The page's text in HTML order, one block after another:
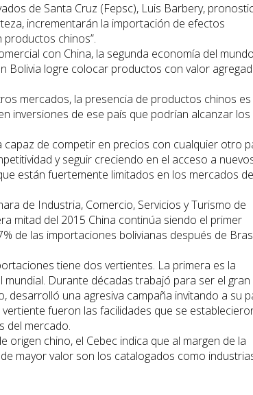
de Santa Cruz (Fepsc), Luis Barbery,
incrementarán la importación de efectos
chinos”.
con China, la segunda economía del
Bolivia logre colocar productos con valor
mercados, la presencia de productos chinos es
inversiones de ese país que podrían alcanzar los
de competir en precios con cualquier otro
y seguir creciendo en el acceso a
están fuertemente limitados en los mercados de
de Industria, Comercio, Servicios y Turismo de
mitad del 2015 China continúa siendo el primer
de las importaciones bolivianas después de
tiene dos vertientes. La primera es la
Durante décadas trabajó para ser el gran
una agresiva campaña invitando a su
fueron las facilidades que se
del mercado.
chino, el Cebec indica que al margen de la
mayor valor son los catalogados como